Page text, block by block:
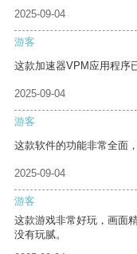
2025-09-04
游客
这款加速器VPM应用程序
2025-09-04
游客
这款软件的功能非常全面
2025-09-04
游客
这款游戏非常好玩，画面
没有玩腻。